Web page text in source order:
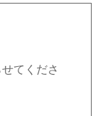
てくださ